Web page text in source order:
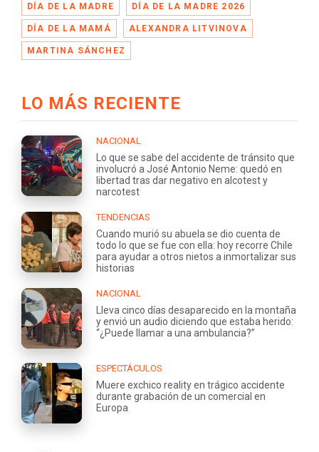
DÍA DE LA MADRE DÍA DE LA MADRE 2026
DÍA DE LA MAMÁ ALEXANDRA LITVINOVA
MARTINA SÁNCHEZ
LO MÁS RECIENTE
NACIONAL
Lo que se sabe del accidente de tránsito que
involucró a José Antonio Neme: quedó en
libertad tras dar negativo en alcotest y
narcotest
TENDENCIAS
Cuando murió su abuela se dio cuenta de
todo lo que se fue con ella: hoy recorre Chile
para ayudar a otros nietos a inmortalizar sus
historias
NACIONAL
Lleva cinco días desaparecido en la montaña
y envió un audio diciendo que estaba herido:
“¿Puede llamar a una ambulancia?”
ESPECTÁCULOS
Muere exchico reality en trágico accidente
durante grabación de un comercial en
Europa